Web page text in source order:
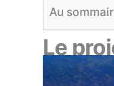
Au
Le